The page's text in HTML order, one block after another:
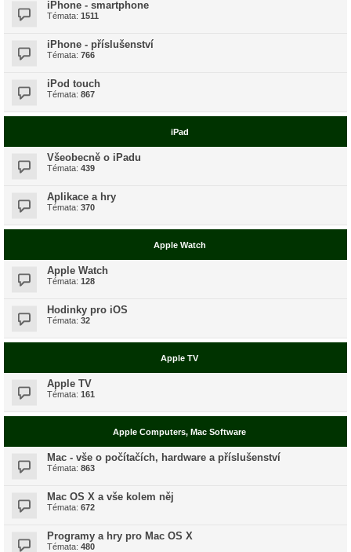
iPhone - smartphone
Témata: 1511
iPhone - příslušenství
Témata: 766
iPod touch
Témata: 867
iPad
Všeobecně o iPadu
Témata: 439
Aplikace a hry
Témata: 370
Apple Watch
Apple Watch
Témata: 128
Hodinky pro iOS
Témata: 32
Apple TV
Apple TV
Témata: 161
Apple Computers, Mac Software
Mac - vše o počítačích, hardware a příslušenství
Témata: 863
Mac OS X a vše kolem něj
Témata: 672
Programy a hry pro Mac OS X
Témata: 480